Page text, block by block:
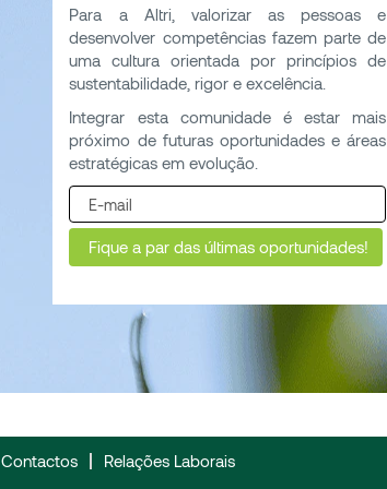
Para a Altri, valorizar as pessoas e
desenvolver competências fazem parte de
uma cultura orientada por princípios de
sustentabilidade, rigor e excelência.
Integrar esta comunidade é estar mais
próximo de futuras oportunidades e áreas
estratégicas em evolução.
Contactos Relações Laborais